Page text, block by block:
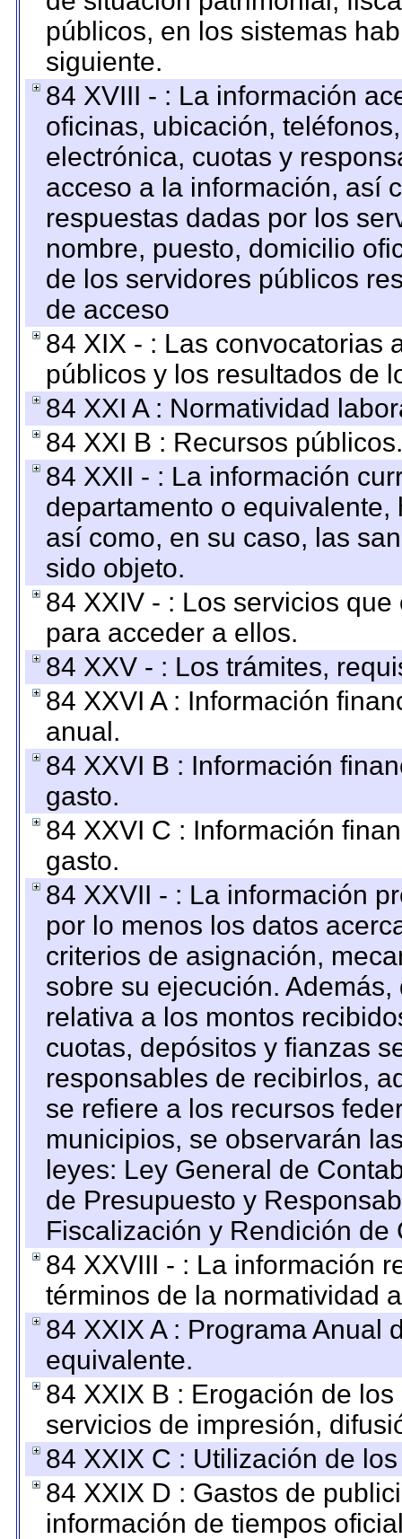
públicos, en los sistemas
siguiente.
84 XVIII - : La información
oficinas, ubicación,
electrónica, cuotas y
acceso a la información, así
respuestas dadas por los
nombre, puesto, domicilio
de los servidores públicos
de acceso
84 XIX - : Las convocatorias
públicos y los resultados de
84 XXI A : Normatividad
84 XXI B : Recursos públicos.
84 XXII - : La información
departamento o
así como, en su caso, las
sido objeto.
84 XXIV - : Los servicios
para acceder a ellos.
84 XXV - : Los trámites,
84 XXVI A : Información
anual.
84 XXVI B : Información
gasto.
84 XXVI C : Información
gasto.
84 XXVII - : La información
por lo menos los datos
criterios de asignación,
sobre su ejecución.
relativa a los montos
cuotas, depósitos y fianzas
responsables de recibirlos,
se refiere a los recursos
municipios, se observarán
leyes: Ley General de
de Presupuesto y
Fiscalización y Rendición
84 XXVIII - : La información
términos de la normatividad
84 XXIX A : Programa Anual
equivalente.
84 XXIX B : Erogación de
servicios de impresión,
84 XXIX C : Utilización de
84 XXIX D : Gastos de
información de tiempos